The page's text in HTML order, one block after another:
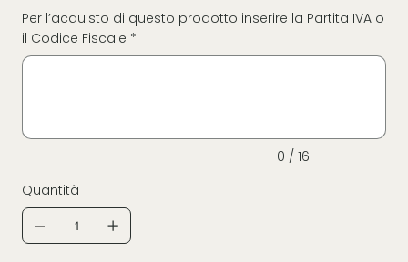
Per l’acquisto di questo prodotto inserire la Partita IVA o
il Codice Fiscale *
a
0 / 16
Quantità